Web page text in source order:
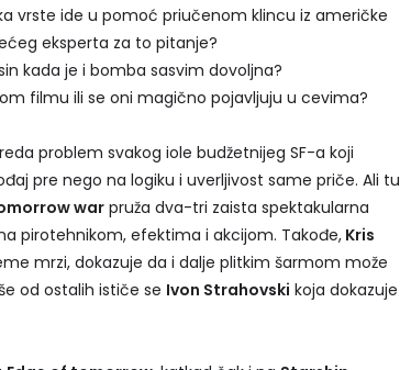
vrste ide u pomoć priučenom klincu iz američke
eksperta za to pitanje?
kada je i bomba sasvim dovoljna?
filmu ili se oni magično pojavljuju u cevima?
problem svakog iole budžetnijeg SF-a koji
pre nego na logiku i uverljivost same priče. Ali tu
war pruža dva-tri zaista spektakularna
pirotehnikom, efektima i akcijom. Takođe, Kris
mrzi, dokazuje da i dalje plitkim šarmom može
od ostalih ističe se Ivon Strahovski koja dokazuje